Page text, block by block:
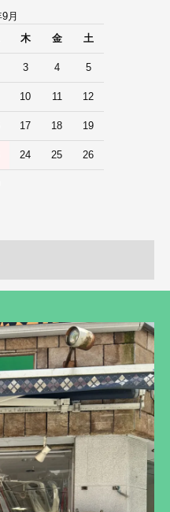
月
木 金 土
3 4 5
10 11 12
17 18 19
24 25 26